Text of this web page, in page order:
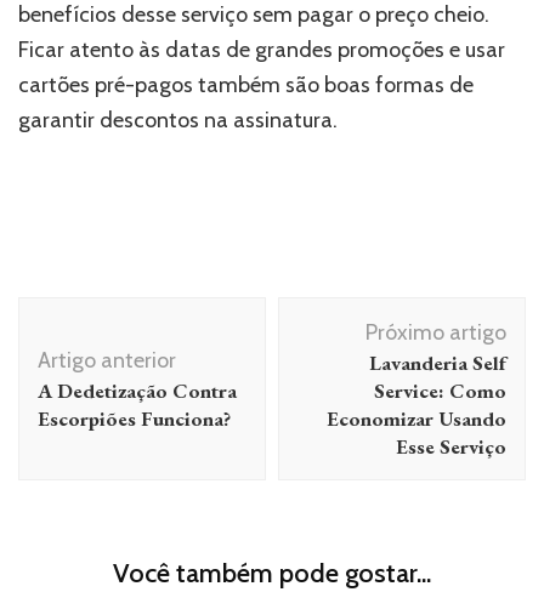
benefícios desse serviço sem pagar o preço cheio.
Ficar atento às datas de grandes promoções e usar
cartões pré-pagos também são boas formas de
garantir descontos na assinatura.
de
post
Artigo anterior
A Dedetização Contra
Escorpiões Funciona?
Próximo artigo
Lavanderia Self
Service: Como
Economizar Usando
Esse Serviço
Você também pode gostar...